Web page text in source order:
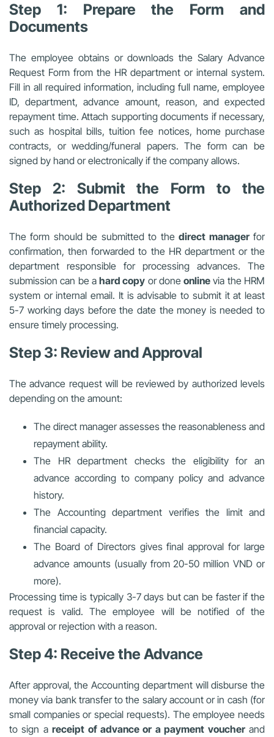
Step 1: Prepare the Form and
Documents
The employee obtains or downloads the Salary Advance
Request Form from the HR department or internal system.
Fill in all required information, including full name, employee
ID, department, advance amount, reason, and expected
repayment time. Attach supporting documents if necessary,
such as hospital bills, tuition fee notices, home purchase
contracts, or wedding/funeral papers. The form can be
signed by hand or electronically if the company allows.
Step 2: Submit the Form to the
Authorized Department
The form should be submitted to thedirect managerfor
confirmation, then forwarded to the HR department or the
department responsible for processing advances. The
submission can be ahard copy or doneonline via the HRM
system or internal email. It is advisable to submit it at least
5-7 working days before the date the money is needed to
ensure timely processing.
Step 3: Review and Approval
The advance request will be reviewed by authorized levels
depending on the amount:
The direct manager assesses the reasonableness and
repayment ability.
The HR department checks the eligibility for an
advance according to company policy and advance
history.
The Accounting department verifies the limit and
financial capacity.
The Board of Directors gives final approval for large
advance amounts (usually from 20-50 million VND or
more).
Processing time is typically 3-7 days but can be faster if the
request is valid. The employee will be notified of the
approval or rejection with a reason.
Step 4: Receive the Advance
After approval, the Accounting department will disburse the
money via bank transfer to the salary account or in cash (for
small companies or special requests). The employee needs
to sign areceipt of advance or a payment voucherand